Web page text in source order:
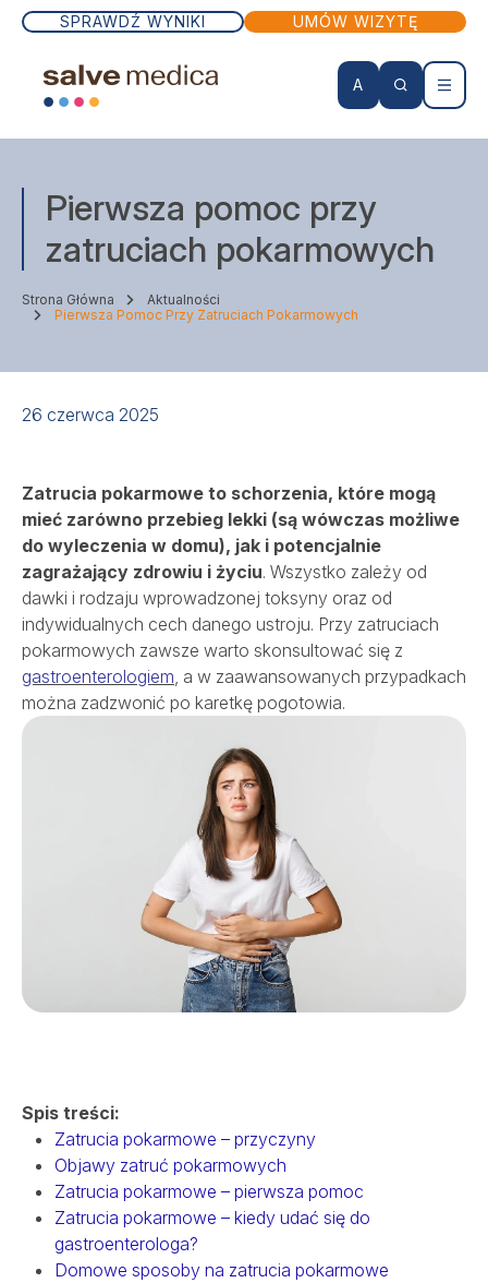
SPRAWDŹ WYNIKI UMÓW WIZYTĘ
A
Wizyty lekarskie
Lekarze
Szpital
Porody
Dla firm
Przychodnie
SALVE PŁODNOŚĆ
SALVE ONKOLOGIA
OPIEKA DOMOWA
SALVE MEDICA ŁÓDŹ
SALVE MEDICA WARSZAWA
Pierwsza pomoc przy
zatruciach pokarmowych
Strona Główna
Aktualności
Pierwsza Pomoc Przy Zatruciach Pokarmowych
26 czerwca 2025
Zatrucia pokarmowe to schorzenia, które mogą
mieć zarówno przebieg lekki (są wówczas możliwe
do wyleczenia w domu), jak i potencjalnie
zagrażający zdrowiu i życiu. Wszystko zależy od
dawki i rodzaju wprowadzonej toksyny oraz od
indywidualnych cech danego ustroju. Przy zatruciach
pokarmowych zawsze warto skonsultować się z
gastroenterologiem, a w zaawansowanych przypadkach
można zadzwonić po karetkę pogotowia.
Spis treści:
Zatrucia pokarmowe – przyczyny
Objawy zatruć pokarmowych
Zatrucia pokarmowe – pierwsza pomoc
Zatrucia pokarmowe – kiedy udać się do
gastroenterologa?
Domowe sposoby na zatrucia pokarmowe